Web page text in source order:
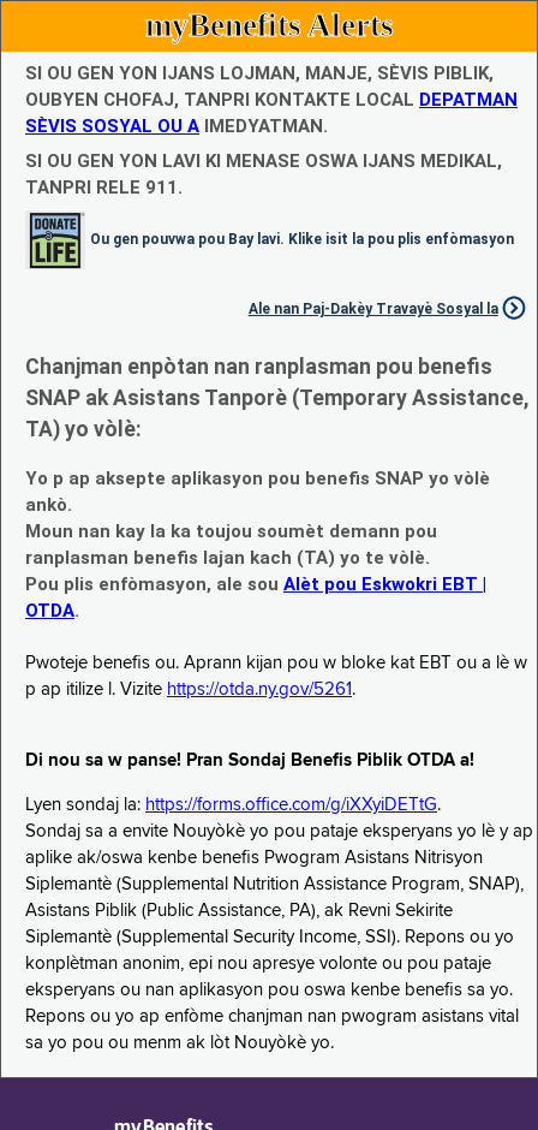
myBenefits Alerts
SI OU GEN YON IJANS LOJMAN, MANJE, SÈVIS PIBLIK,
OUBYEN CHOFAJ, TANPRI KONTAKTE LOCAL DEPATMAN
SÈVIS SOSYAL OU A IMEDYATMAN.
SI OU GEN YON LAVI KI MENASE OSWA IJANS MEDIKAL,
TANPRI RELE 911.
Ou gen pouvwa pou Bay lavi. Klike isit la pou plis enfòmasyon
Ale nan Paj-Dakèy Travayè Sosyal la
Chanjman enpòtan nan ranplasman pou benefis
SNAP ak Asistans Tanporè (Temporary Assistance,
TA) yo vòlè:
Yo p ap aksepte aplikasyon pou benefis SNAP yo vòlè
ankò.
Moun nan kay la ka toujou soumèt demann pou
ranplasman benefis lajan kach (TA) yo te vòlè.
Pou plis enfòmasyon, ale sou Alèt pou Eskwokri EBT |
OTDA.
Pwoteje benefis ou. Aprann kijan pou w bloke kat EBT ou a lè w
p ap itilize l. Vizite https://otda.ny.gov/5261 .
Di nou sa w panse! Pran Sondaj Benefis Piblik OTDA a!
Lyen sondaj la: https://forms.office.com/g/iXXyiDETtG.
Sondaj sa a envite Nouyòkè yo pou pataje eksperyans yo lè y ap
aplike ak/oswa kenbe benefis Pwogram Asistans Nitrisyon
Siplemantè (Supplemental Nutrition Assistance Program, SNAP),
Asistans Piblik (Public Assistance, PA), ak Revni Sekirite
Siplemantè (Supplemental Security Income, SSI). Repons ou yo
konplètman anonim, epi nou apresye volonte ou pou pataje
eksperyans ou nan aplikasyon pou oswa kenbe benefis sa yo.
Repons ou yo ap enfòme chanjman nan pwogram asistans vital
sa yo pou ou menm ak lòt Nouyòkè yo.